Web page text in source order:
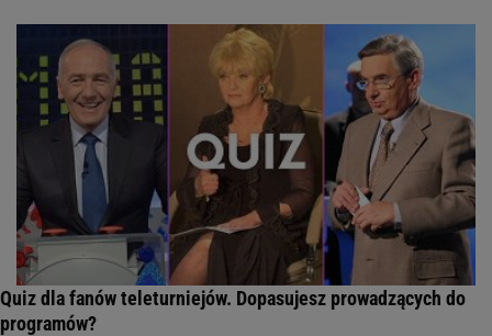
Quiz dla fanów teleturniejów. Dopasujesz prowadzących do
programów?